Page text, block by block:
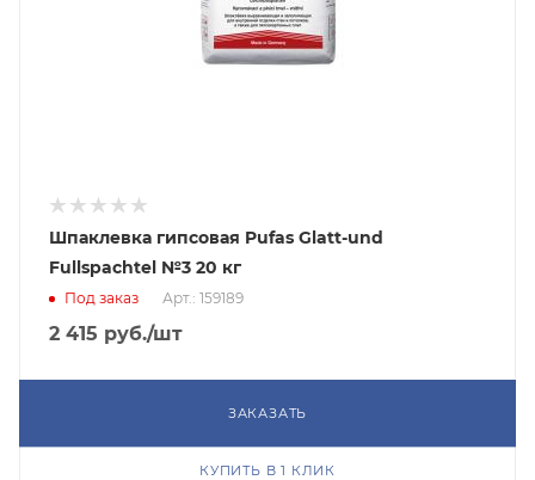
Шпаклевка гипсовая Pufas Glatt-und
Fullspachtel №3 20 кг
Под заказ Арт.: 159189
2 415 руб./шт
ЗАКАЗАТЬ
КУПИТЬ В 1 КЛИК